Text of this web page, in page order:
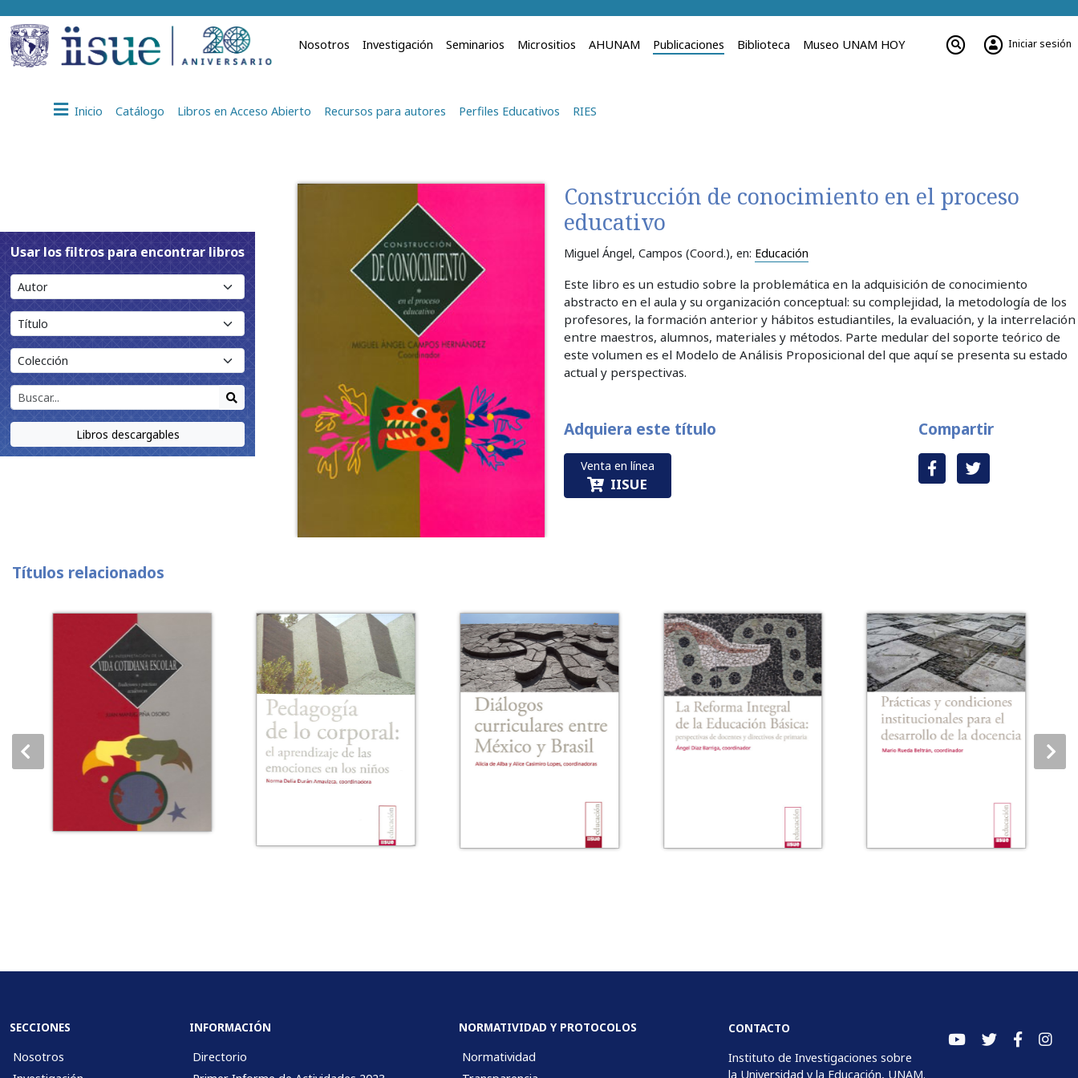
Nosotros Investigación Seminarios Micrositios AHUNAM Publicaciones Biblioteca Museo UNAM HOY Iniciar sesión
Inicio Catálogo Libros en Acceso Abierto Recursos para autores Perfiles Educativos RIES
Usar los filtros para encontrar libros
Libros descargables
Construcción de conocimiento en el proceso
educativo
Miguel Ángel, Campos (Coord.), en: Educación
Este libro es un estudio sobre la problemática en la adquisición de conocimiento
abstracto en el aula y su organización conceptual: su complejidad, la metodología de los
profesores, la formación anterior y hábitos estudiantiles, la evaluación, y la interrelación
entre maestros, alumnos, materiales y métodos. Parte medular del soporte teórico de
este volumen es el Modelo de Análisis Proposicional del que aquí se presenta su estado
actual y perspectivas.
Adquiera este título
Venta en línea
IISUE
Compartir
Títulos relacionados
SECCIONES
Nosotros
INFORMACIÓN
Directorio
NORMATIVIDAD Y PROTOCOLOS
Normatividad
CONTACTO
Instituto de Investigaciones sobre
la Universidad y la Educación, UNAM.